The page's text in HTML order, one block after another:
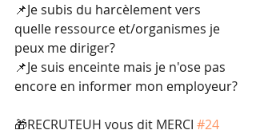
📌Je subis du harcèlement vers
quelle ressource et/organismes je
peux me diriger?
📌Je suis enceinte mais je n'ose pas
encore en informer mon employeur?
🎁RECRUTEUH vous dit MERCI #24